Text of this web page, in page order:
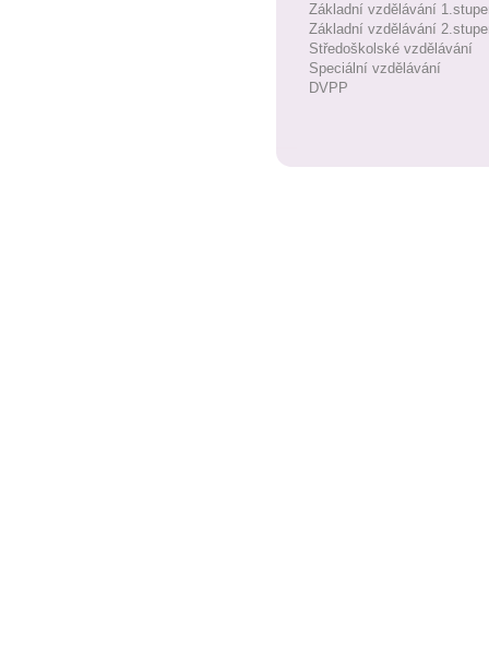
Základní vzdělávání
Základní vzdělávání
Středoškolské vzdělávání
Speciální vzdělávání
DVPP